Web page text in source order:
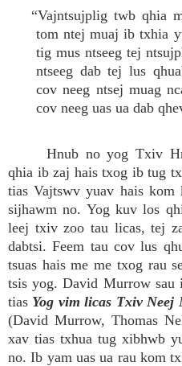
“Vajntsujplig twb qhia
tom ntej muaj ib txhia
tig mus ntseeg tej
ntseeg dab tej lus
cov neeg ntsej muag
cov neeg uas ua dab
Hnub no yog Txiv
qhia ib zaj hais txog ib tug
tias Vajtswv yuav hais
sijhawm no. Yog kuv los
leej txiv zoo tau licas, tej
dabtsi. Feem tau cov lus
tsuas hais me me txog rau
tsis yog. David Murrow sau
tias Yog vim licas Txiv Neej
(David Murrow, Thomas
xav tias txhua tug xibhwb
no. Ib yam uas ua rau kom